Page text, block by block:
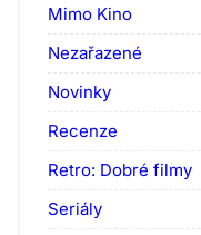
Mimo Kino
Nezařazené
Novinky
Recenze
Retro: Dobré filmy
Seriály